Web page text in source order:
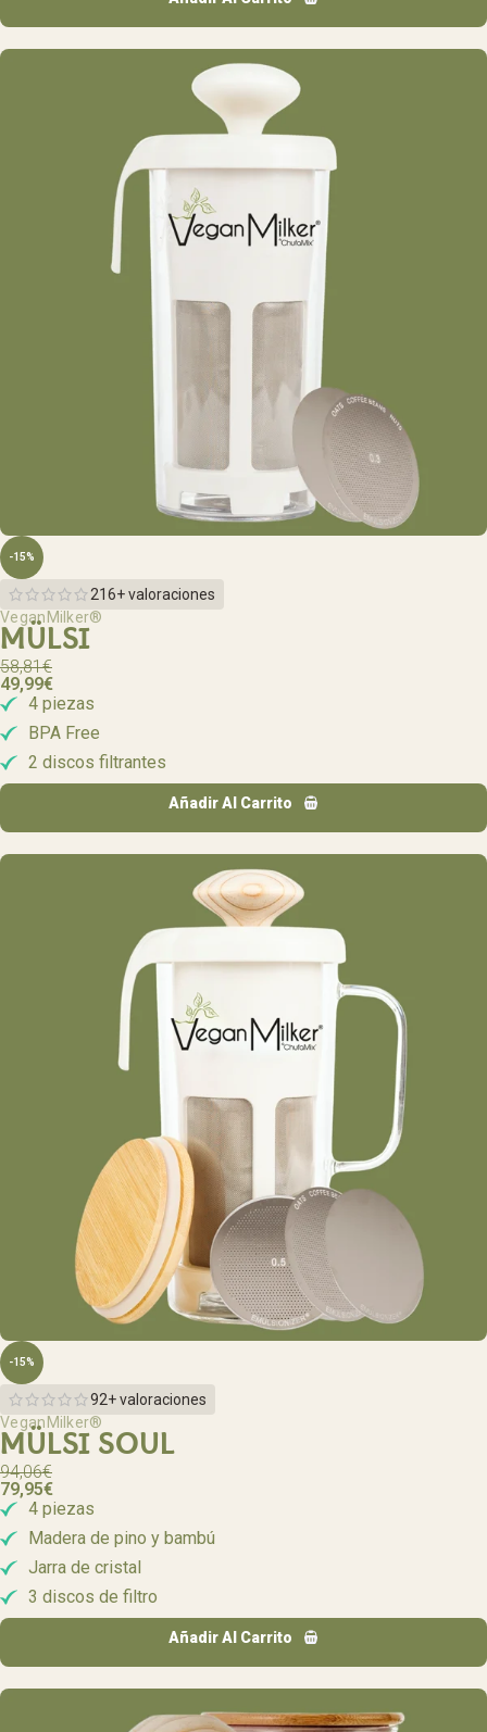
-15%
216+ valoraciones
VeganMilker®
MÜLSI
58,81€
49,99€
4 piezas
BPA Free
2 discos filtrantes
Añadir Al Carrito
-15%
92+ valoraciones
VeganMilker®
MÜLSI SOUL
94,06€
79,95€
4 piezas
Madera de pino y bambú
Jarra de cristal
3 discos de filtro
Añadir Al Carrito